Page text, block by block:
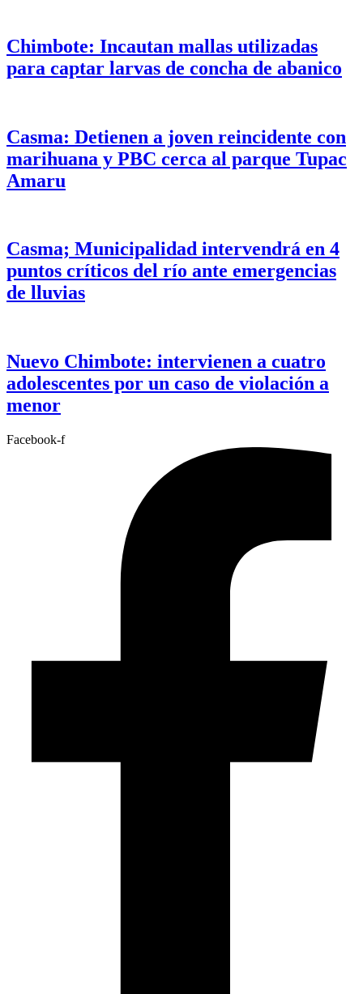
Chimbote: Incautan mallas utilizadas
para captar larvas de concha de abanico
Casma: Detienen a joven reincidente con
marihuana y PBC cerca al parque Tupac
Amaru
Casma; Municipalidad intervendrá en 4
puntos críticos del río ante emergencias
de lluvias
Nuevo Chimbote: intervienen a cuatro
adolescentes por un caso de violación a
menor
Facebook-f